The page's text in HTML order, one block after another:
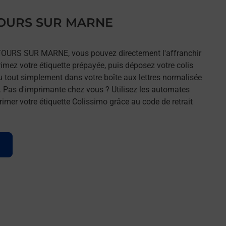
SUR MARNE
SUR MARNE, vous pouvez directement l'affranchir
votre étiquette prépayée, puis déposez votre colis
tout simplement dans votre boîte aux lettres normalisée
d'imprimante chez vous ? Utilisez les automates
votre étiquette Colissimo grâce au code de retrait